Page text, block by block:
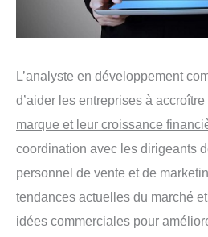
L’analyste en développement
d’aider les entreprises à
marque et leur croissance
coordination avec les dirigeants
personnel de vente et de
tendances actuelles du marché
idées commerciales pour